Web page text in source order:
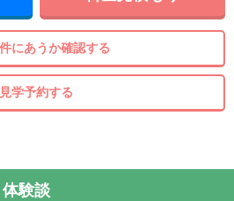
にあうか確認する
見学予約する
験談